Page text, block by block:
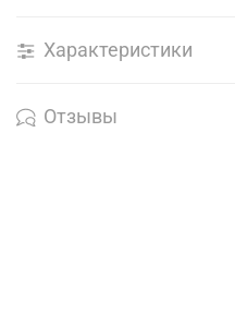
Характеристики
Отзывы